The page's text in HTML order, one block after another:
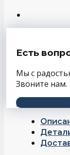
Есть
Мы с
Звоните нам.
+7 (343) 243-